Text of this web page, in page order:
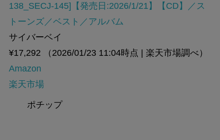
138_SECJ-145]【発売日:2026/1/21】【CD】／ス
トーンズ／ベスト／アルバム
サイバーベイ
¥17,292
（2026/01/23 11:04時点 | 楽天市場調べ）
Amazon
楽天市場
ポチップ